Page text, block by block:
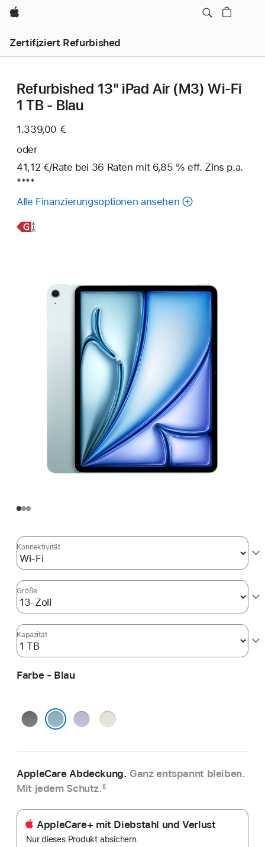
Apple
Zertifiziert Refurbished
Refurbished 13" iPad Air (M3) Wi‑Fi
1 TB - Blau
1.339,00 €
oder
41,12 €/Rate pro
bei 36 Raten Raten
mit 6,85 % eff. Zins p.a.
****
Alle Finanzierungsoptionen ansehen
Weitere
Konnektivität
Größe
Kapazität
Farbe - Blau
Space GrauViolettPolarstern
AppleCare Abdeckung. Ganz entspannt bleiben.
Mit jedem Schutz. §
AppleCare+ mit Diebstahl und Verlust
Nur dieses Produkt absichern